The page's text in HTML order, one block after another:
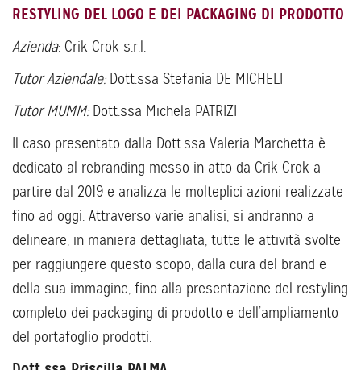
RESTYLING DEL LOGO E DEI PACKAGING DI PRODOTTO
Azienda: Crik Crok s.r.l.
Tutor Aziendale: Dott.ssa Stefania DE MICHELI
Tutor MUMM: Dott.ssa Michela PATRIZI
Il caso presentato dalla Dott.ssa Valeria Marchetta è
dedicato al rebranding messo in atto da Crik Crok a
partire dal 2019 e analizza le molteplici azioni realizzate
fino ad oggi. Attraverso varie analisi, si andranno a
delineare, in maniera dettagliata, tutte le attività svolte
per raggiungere questo scopo, dalla cura del brand e
della sua immagine, fino alla presentazione del restyling
completo dei packaging di prodotto e dell’ampliamento
del portafoglio prodotti.